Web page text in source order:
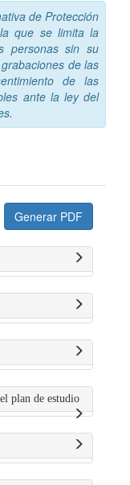
de Protección
que se limita la
personas sin su
de las
de las
ante la ley del
Generar PDF
plan de estudio